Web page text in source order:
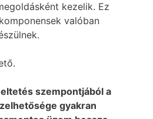
kezelik. Ez
valóban
szempontjából a
gyakran